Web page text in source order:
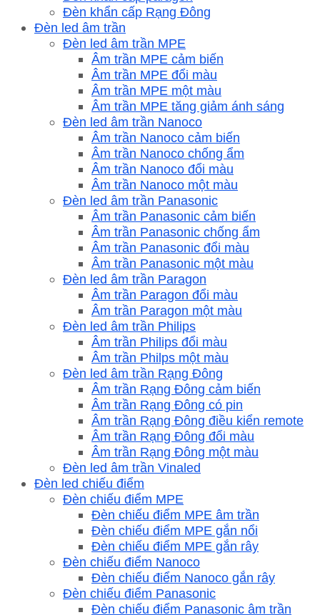
Đèn khẩn cấp Rạng Đông
Đèn led âm trần
Đèn led âm trần MPE
Âm trần MPE cảm biến
Âm trần MPE đổi màu
Âm trần MPE một màu
Âm trần MPE tăng giảm ánh sáng
Đèn led âm trần Nanoco
Âm trần Nanoco cảm biến
Âm trần Nanoco chống ẩm
Âm trần Nanoco đổi màu
Âm trần Nanoco một màu
Đèn led âm trần Panasonic
Âm trần Panasonic cảm biến
Âm trần Panasonic chống ẩm
Âm trần Panasonic đổi màu
Âm trần Panasonic một màu
Đèn led âm trần Paragon
Âm trần Paragon đổi màu
Âm trần Paragon một màu
Đèn led âm trần Philips
Âm trần Philips đổi màu
Âm trần Philps một màu
Đèn led âm trần Rạng Đông
Âm trần Rạng Đông cảm biến
Âm trần Rạng Đông có pin
Âm trần Rạng Đông điều kiển remote
Âm trần Rạng Đông đổi màu
Âm trần Rạng Đông một màu
Đèn led âm trần Vinaled
Đèn led chiếu điểm
Đèn chiếu điểm MPE
Đèn chiếu điểm MPE âm trần
Đèn chiếu điểm MPE gắn nổi
Đèn chiếu điểm MPE gắn rây
Đèn chiếu điểm Nanoco
Đèn chiếu điểm Nanoco gắn rây
Đèn chiếu điểm Panasonic
Đèn chiếu điểm Panasonic âm trần